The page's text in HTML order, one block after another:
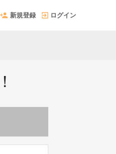
新規登録 ログイン